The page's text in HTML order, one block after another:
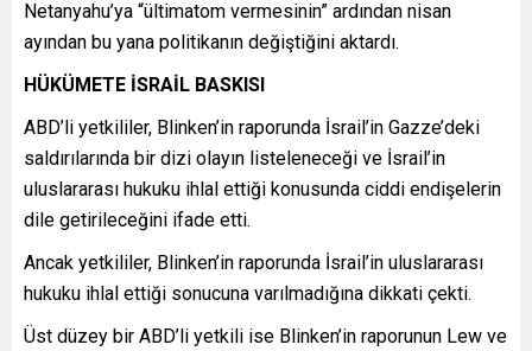
Netanyahu’ya “ültimatom vermesinin” ardından nisan
ayından bu yana politikanın değiştiğini aktardı.
HÜKÜMETE İSRAİL BASKISI
ABD’li yetkililer, Blinken’in raporunda İsrail’in Gazze’deki
saldırılarında bir dizi olayın listeleneceği ve İsrail’in
uluslararası hukuku ihlal ettiği konusunda ciddi endişelerin
dile getirileceğini ifade etti.
Ancak yetkililer, Blinken’in raporunda İsrail’in uluslararası
hukuku ihlal ettiği sonucuna varılmadığına dikkati çekti.
​​​​​​​Üst düzey bir ABD’li yetkili ise Blinken’in raporunun Lew ve